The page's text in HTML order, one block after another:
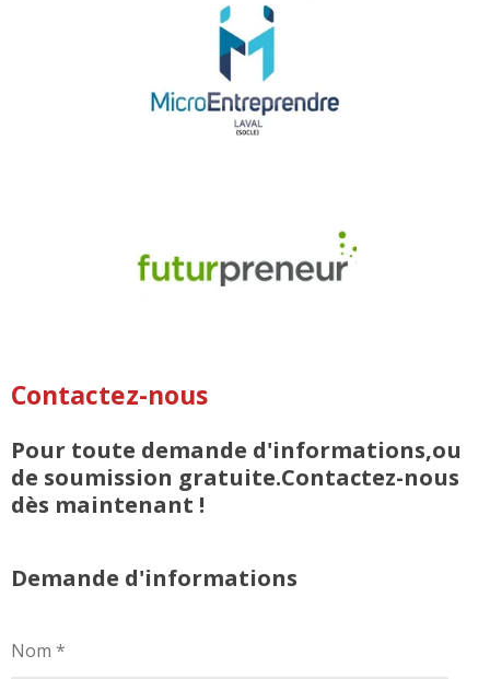
Contactez-nous
Pour toute demande d'informations,ou
de soumission gratuite.Contactez-nous
dès maintenant !
Demande d'informations
Nom *